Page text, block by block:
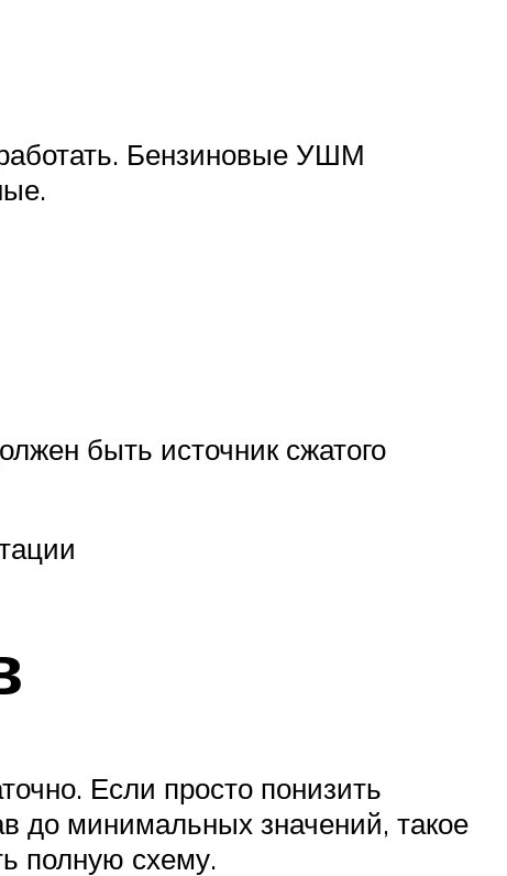
Бензиновые УШМ
быть источник сжатого
Если просто понизить
до минимальных значений, такое
полную схему.